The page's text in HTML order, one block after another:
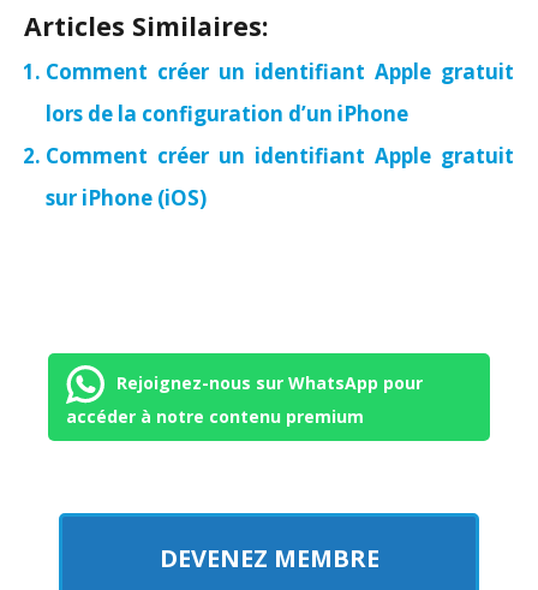
Articles Similaires:
Comment créer un identifiant Apple gratuit
lors de la configuration d’un iPhone
Comment créer un identifiant Apple gratuit
sur iPhone (iOS)
Rejoignez-nous sur WhatsApp pour
accéder à notre contenu premium
DEVENEZ MEMBRE